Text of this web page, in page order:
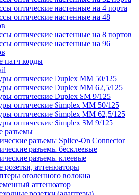
оптические настенные на 4 порта
оптические настенные на 48
оптические настенные на 8 портов
оптические настенные на 96
патч корды
оптические Duplex MM 50/125
оптические Duplex MM 62,5/125
оптические Duplex SM 9/125
оптические Simplex MM 50/125
оптические Simplex MM 62,5/125
оптические Simplex SM 9/125
разъемы
разъемы Splice-On Connector
разъемы бесклеевые
разъемы клеевые
розетки, аттенюаторы
оголенного волокна
аттенюатор
розетки (адаптеры)